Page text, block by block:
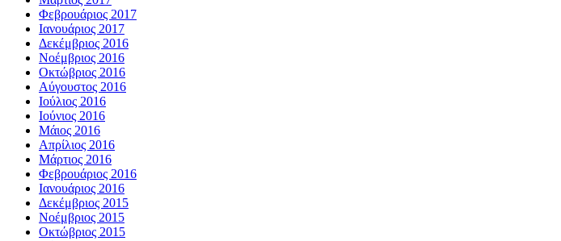
Φεβρουάριος 2017
Ιανουάριος 2017
Δεκέμβριος 2016
Νοέμβριος 2016
Οκτώβριος 2016
Αύγουστος 2016
Ιούλιος 2016
Ιούνιος 2016
Μάιος 2016
Απρίλιος 2016
Μάρτιος 2016
Φεβρουάριος 2016
Ιανουάριος 2016
Δεκέμβριος 2015
Νοέμβριος 2015
Οκτώβριος 2015